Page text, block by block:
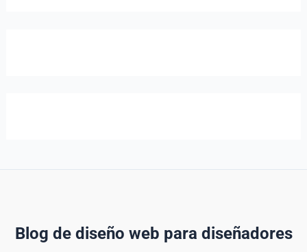
Blog de diseño web para diseñadores